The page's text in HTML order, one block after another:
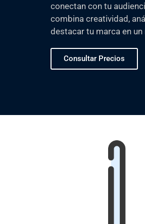
conectan con tu
combina creatividad,
destacar tu marca en
Consultar Precios